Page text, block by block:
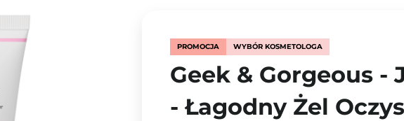
PROMOCJA WYBÓR KOSMETOLOGA
Geek & Gorgeous -
- Łagodny Żel